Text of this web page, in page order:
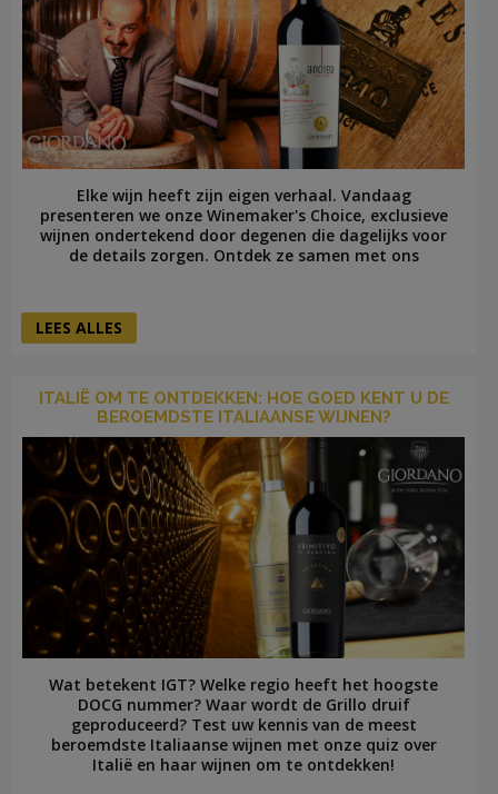
Elke wijn heeft zijn eigen verhaal. Vandaag
presenteren we onze Winemaker's Choice, exclusieve
wijnen ondertekend door degenen die dagelijks voor
de details zorgen. Ontdek ze samen met ons
LEES ALLES
ITALIË OM TE ONTDEKKEN: HOE GOED KENT U DE
BEROEMDSTE ITALIAANSE WIJNEN?
Wat betekent IGT? Welke regio heeft het hoogste
DOCG nummer? Waar wordt de Grillo druif
geproduceerd? Test uw kennis van de meest
beroemdste Italiaanse wijnen met onze quiz over
Italië en haar wijnen om te ontdekken!